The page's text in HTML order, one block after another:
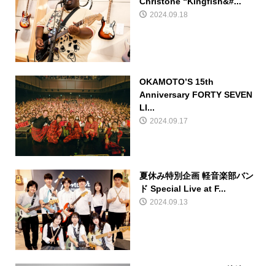
2024.09.18
OKAMOTO’S 15th
Anniversary FORTY SEVEN
LI...
2024.09.17
夏休み特別企画 軽音楽部バン
ド Special Live at F...
2024.09.13